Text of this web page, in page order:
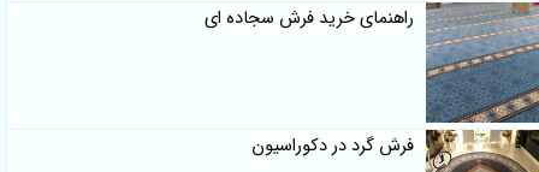
راهنمای خرید فرش سجاده ای
فرش گرد در دکوراسیون